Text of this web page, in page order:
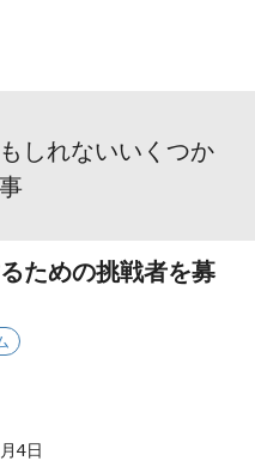
しれないいくつか
ための挑戦者を募
4日